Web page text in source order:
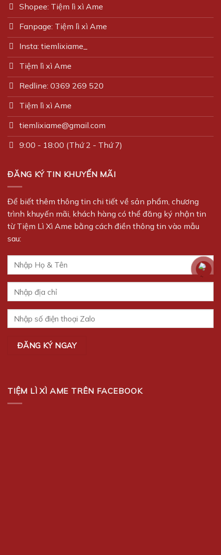
Shopee: Tiệm lì xì Ame
Fanpage: Tiệm lì xì Ame
Insta: tiemlixiame_
Tiệm lì xì Ame
Redline: 0369 269 520
Tiệm lì xì Ame
tiemlixiame@gmail.com
9:00 - 18:00 (Thứ 2 - Thứ 7)
ĐĂNG KÝ TIN KHUYẾN MÃI
Để biết thêm thông tin chi tiết về sản phẩm, chương
trình khuyến mãi, khách hàng có thể đăng ký nhận tin
từ Tiệm Lì Xì Ame bằng cách điền thông tin vào mẫu
sau:
TIỆM LÌ XÌ AME TRÊN FACEBOOK